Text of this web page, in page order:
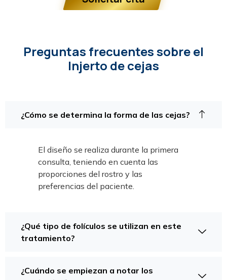
Preguntas frecuentes sobre el
Injerto de cejas
¿Cómo se determina la forma de las cejas?
El diseño se realiza durante la primera
consulta, teniendo en cuenta las
proporciones del rostro y las
preferencias del paciente.
¿Qué tipo de folículos se utilizan en este
tratamiento?
¿Cuándo se empiezan a notar los